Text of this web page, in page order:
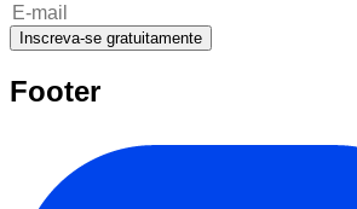
Inscreva-se gratuitamente
Footer